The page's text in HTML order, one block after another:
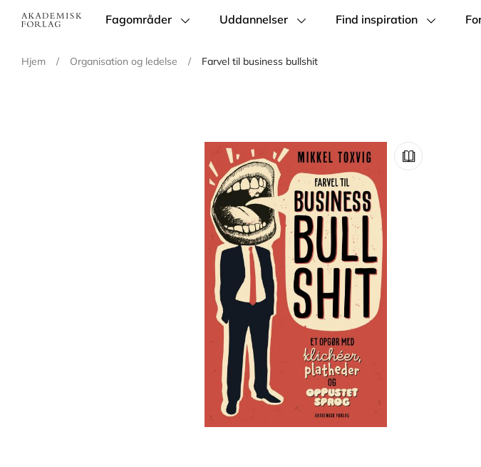
Main
Fagområder Uddannelser Find inspiration
Hjem / Organisation og ledelse / Farvel til business bullshit